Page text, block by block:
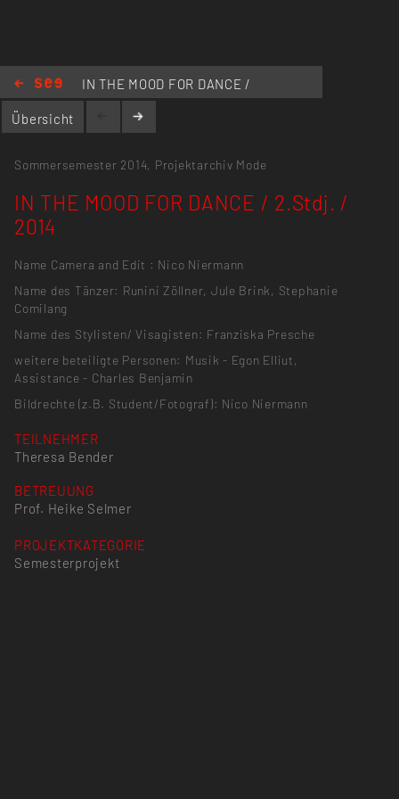
IN THE MOOD FOR DANCE /
2.Stdj. / 2014
Übersicht
Sommersemester 2014, Projektarchiv Mode
IN THE MOOD FOR DANCE / 2.Stdj. /
2014
Name Camera and Edit : Nico Niermann
Name des Tänzer: Runini Zöllner, Jule Brink, Stephanie
Comilang
Name des Stylisten/ Visagisten: Franziska Presche
weitere beteiligte Personen: Musik - Egon Elliut,
Assistance - Charles Benjamin
Bildrechte (z.B. Student/Fotograf): Nico Niermann
TEILNEHMER
Theresa Bender
BETREUUNG
Prof. Heike Selmer
PROJEKTKATEGORIE
Semesterprojekt